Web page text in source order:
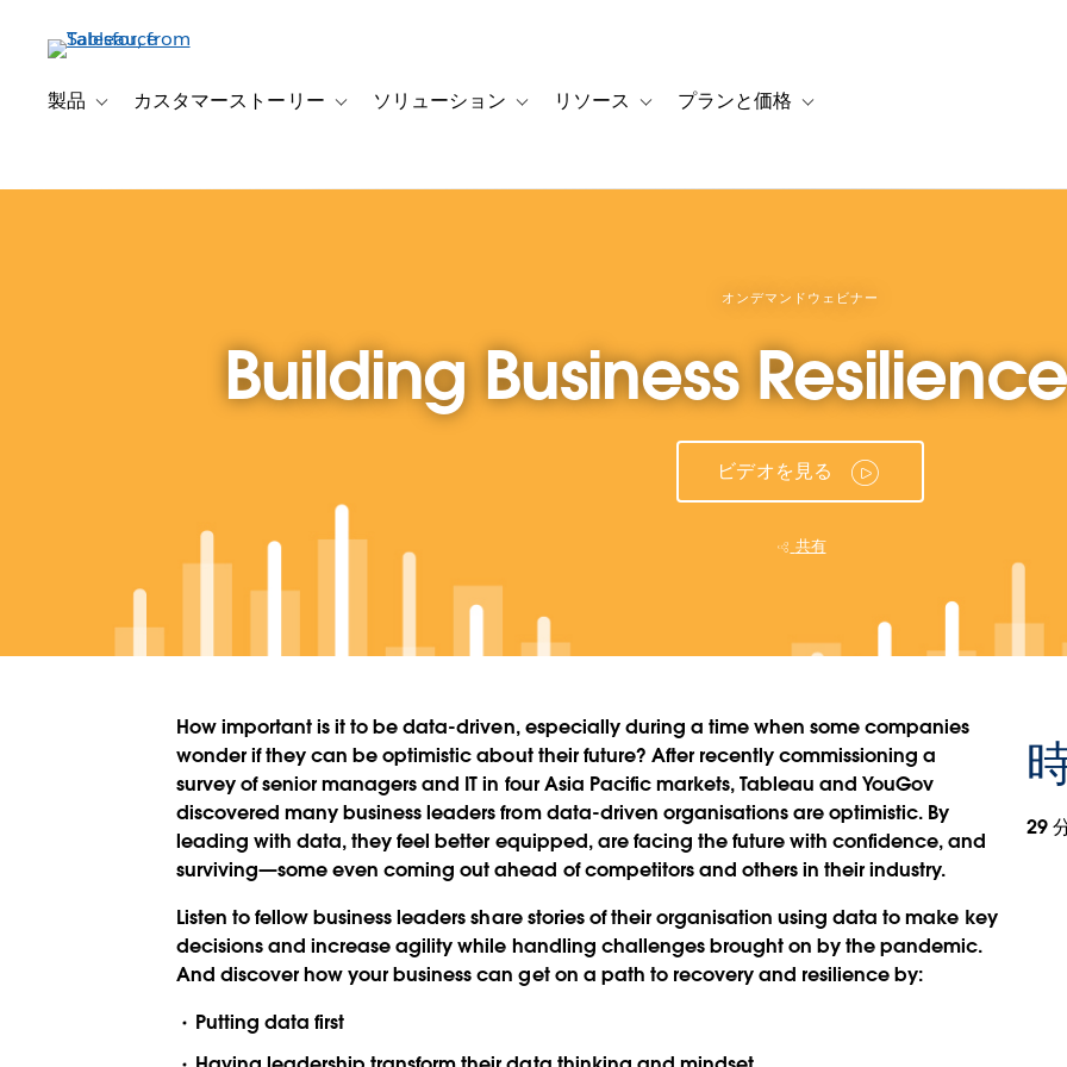
ン
製品 Toggle sub-navigation for 製品
カスタマーストーリー Toggle sub-navigation for カスタマーストーリー
ソリューション Toggle sub-navigation for ソリューション
リソース Toggle sub-navigation for リソース
プランと価格 Toggle sub-navigation for プランと価
オンデマンドウェビナー
Building Business
ビデオを見る
共有
How important is it to be data-driven, especially during a time when some companies
wonder if they can be optimistic about their future? After recently commissioning a
survey of senior managers and IT in four Asia Pacific markets, Tableau and YouGov
discovered many business leaders from data-driven organisations are optimistic. By
leading with data, they feel better equipped, are facing the future with confidence, and
surviving—some even coming out ahead of competitors and others in their industry.
Listen to fellow business leaders share stories of their organisation using data to make key
decisions and increase agility while handling challenges brought on by the pandemic.
And discover how your business can get on a path to recovery and resilience by:
Putting data first
29